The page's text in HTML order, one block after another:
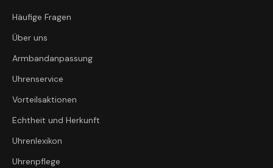
Häufige Fragen
Über uns
Armbandanpassung
Uhrenservice
Vorteilsaktionen
Echtheit und Herkunft
Uhrenlexikon
Uhrenpflege